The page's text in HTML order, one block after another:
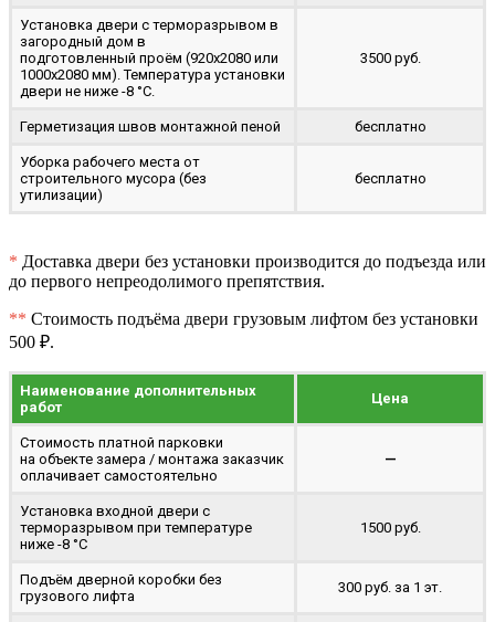
Установка двери с терморазрывом в
загородный дом в
подготовленный проём (920x2080 или
1000x2080 мм). Температура установки
двери не ниже -8 °C.
3500 руб.
Герметизация швов монтажной пеной бесплатно
Уборка рабочего места от
строительного мусора (без
утилизации)
бесплатно
* Доставка двери без установки производится до подъезда или
до первого непреодолимого препятствия.
** Стоимость подъёма двери грузовым лифтом без установки
500 ₽.
Наименование дополнительных
работ
Цена
Стоимость платной парковки
на объекте замера / монтажа заказчик
оплачивает самостоятельно
—
Установка входной двери с
терморазрывом при температуре
ниже -8 °C
1500 руб.
Подъём дверной коробки без
грузового лифта
300 руб. за 1 эт.